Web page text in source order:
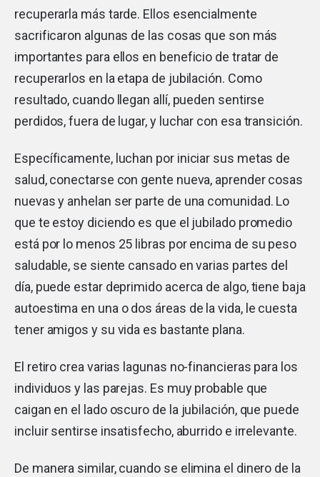
recuperarla más tarde. Ellos esencialmente
sacrificaron algunas de las cosas que son más
importantes para ellos en beneficio de tratar de
recuperarlos en la etapa de jubilación. Como
resultado, cuando llegan allí, pueden sentirse
perdidos, fuera de lugar, y luchar con esa transición.
Específicamente, luchan por iniciar sus metas de
salud, conectarse con gente nueva, aprender cosas
nuevas y anhelan ser parte de una comunidad. Lo
que te estoy diciendo es que el jubilado promedio
está por lo menos 25 libras por encima de su peso
saludable, se siente cansado en varias partes del
día, puede estar deprimido acerca de algo, tiene baja
autoestima en una o dos áreas de la vida, le cuesta
tener amigos y su vida es bastante plana.
El retiro crea varias lagunas no-financieras para los
individuos y las parejas. Es muy probable que
caigan en el lado oscuro de la jubilación, que puede
incluir sentirse insatisfecho, aburrido e irrelevante.
De manera similar, cuando se elimina el dinero de la